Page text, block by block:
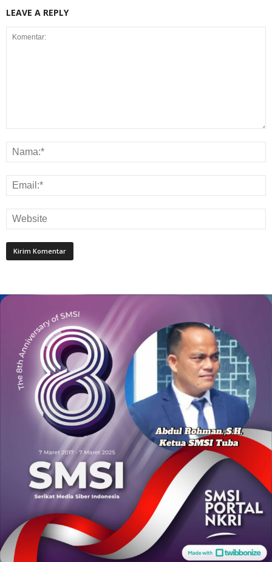
LEAVE A REPLY